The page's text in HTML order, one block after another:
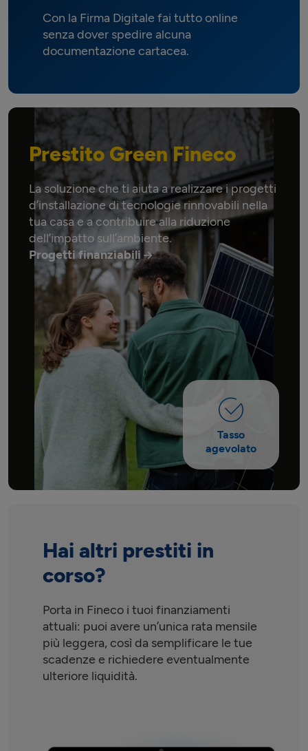
Con la Firma Digitale fai tutto online
senza dover spedire alcuna
documentazione cartacea.
Tasso
agevolato
Prestito Green Fineco
La soluzione che ti aiuta a realizzare i progetti
d’installazione di tecnologie rinnovabili nella
tua casa e a contribuire alla riduzione
dell’impatto sull’ambiente.
Progetti finanziabili
Hai altri prestiti in
corso?
Porta in Fineco i tuoi finanziamenti
attuali: puoi avere un’unica rata mensile
più leggera, così da semplificare le tue
scadenze e richiedere eventualmente
ulteriore liquidità.